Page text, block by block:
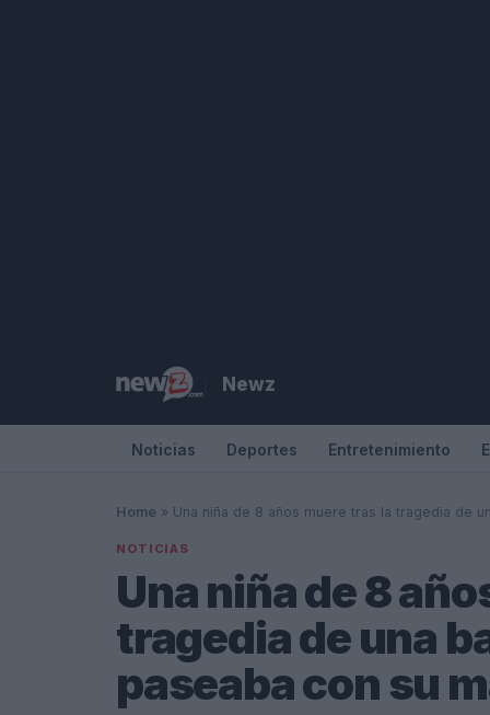
Newz
Noticias Deportes Entretenimiento
Home » Una niña de 8 años muere tras la tragedia de
NOTICIAS
Una niña de 8
tragedia de una
paseaba con su